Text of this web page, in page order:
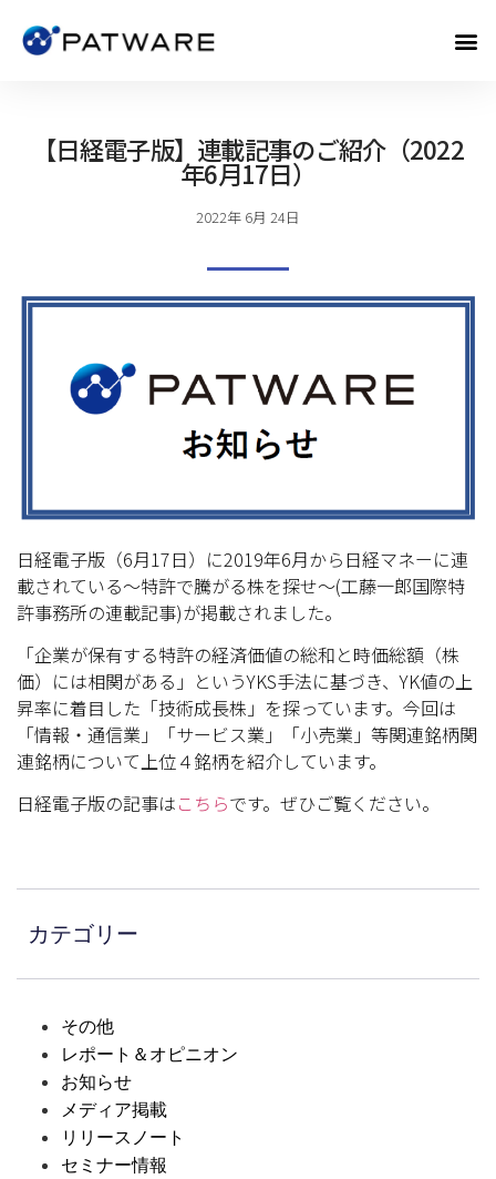
【日経電子版】連載記事のご紹介（2022
年6月17日）
2022年 6月 24日
日経電子版（6月17日）に2019年6月から日経マネーに連
載されている～特許で騰がる株を探せ～(工藤一郎国際特
許事務所の連載記事)が掲載されました。
「企業が保有する特許の経済価値の総和と時価総額（株
価）には相関がある」というYKS手法に基づき、YK値の上
昇率に着目した「技術成長株」を探っています。今回は
「情報・通信業」「サービス業」「小売業」等関連銘柄関
連銘柄について上位４銘柄を紹介しています。
日経電子版の記事はこちらです。ぜひご覧ください。
カテゴリー
その他
レポート＆オピニオン
お知らせ
メディア掲載
リリースノート
セミナー情報